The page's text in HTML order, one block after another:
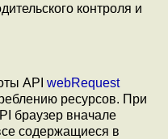
контроля и
API webRequest
ресурсов. При
браузер вначале
содержащиеся в